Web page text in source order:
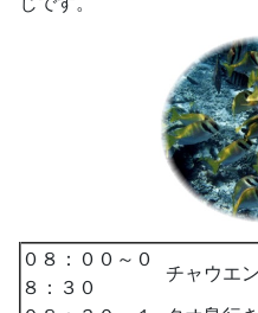
０８：００～０
８：３０
チャウエ